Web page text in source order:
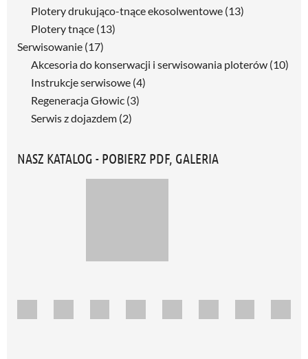
Plotery drukująco-tnące ekosolwentowe (13)
Plotery tnące (13)
Serwisowanie (17)
Akcesoria do konserwacji i serwisowania ploterów (10)
Instrukcje serwisowe (4)
Regeneracja Głowic (3)
Serwis z dojazdem (2)
NASZ KATALOG - POBIERZ PDF, GALERIA